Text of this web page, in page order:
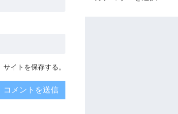
イトを保存する。